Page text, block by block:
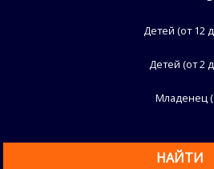
Детей (от 12
Детей (от 2
Младенец
НАЙТИ